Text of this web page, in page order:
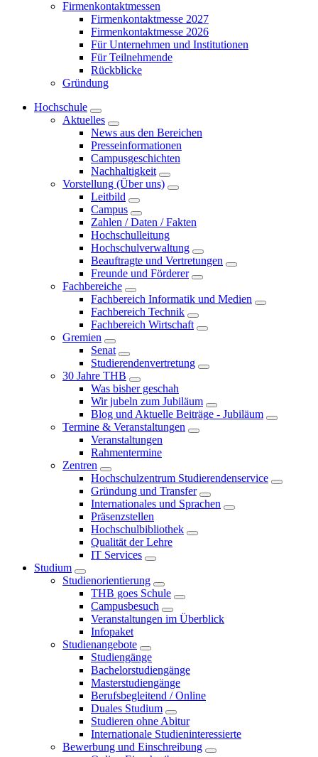
Firmenkontaktmessen
Firmenkontaktmesse 2027
Firmenkontaktmesse 2026
Für Unternehmen und Institutionen
Für Teilnehmende
Rückblicke
Gründung
Hochschule
Aktuelles
News aus den Bereichen
Presseinformationen
Campusgeschichten
Nachhaltigkeit
Vorstellung (Über uns)
Leitbild
Campus
Zahlen / Daten / Fakten
Hochschulleitung
Hochschulverwaltung
Beauftragte und Vertretungen
Freunde und Förderer
Fachbereiche
Fachbereich Informatik und Medien
Fachbereich Technik
Fachbereich Wirtschaft
Gremien
Senat
Studierendenvertretung
30 Jahre THB
Was bisher geschah
Wir jubeln zum Jubiläum
Blog und Aktuelle Beiträge - Jubiläum
Termine & Veranstaltungen
Veranstaltungen
Rahmentermine
Zentren
Hochschulzentrum Studierendenservice
Gründung und Transfer
Internationales und Sprachen
Präsenzstellen
Hochschulbibliothek
Qualität der Lehre
IT Services
Studium
Studienorientierung
THB goes Schule
Campusbesuch
Veranstaltungen im Überblick
Infopaket
Studienangebote
Studiengänge
Bachelorstudiengänge
Masterstudiengänge
Berufsbegleitend / Online
Duales Studium
Studieren ohne Abitur
Internationale Studieninteressierte
Bewerbung und Einschreibung